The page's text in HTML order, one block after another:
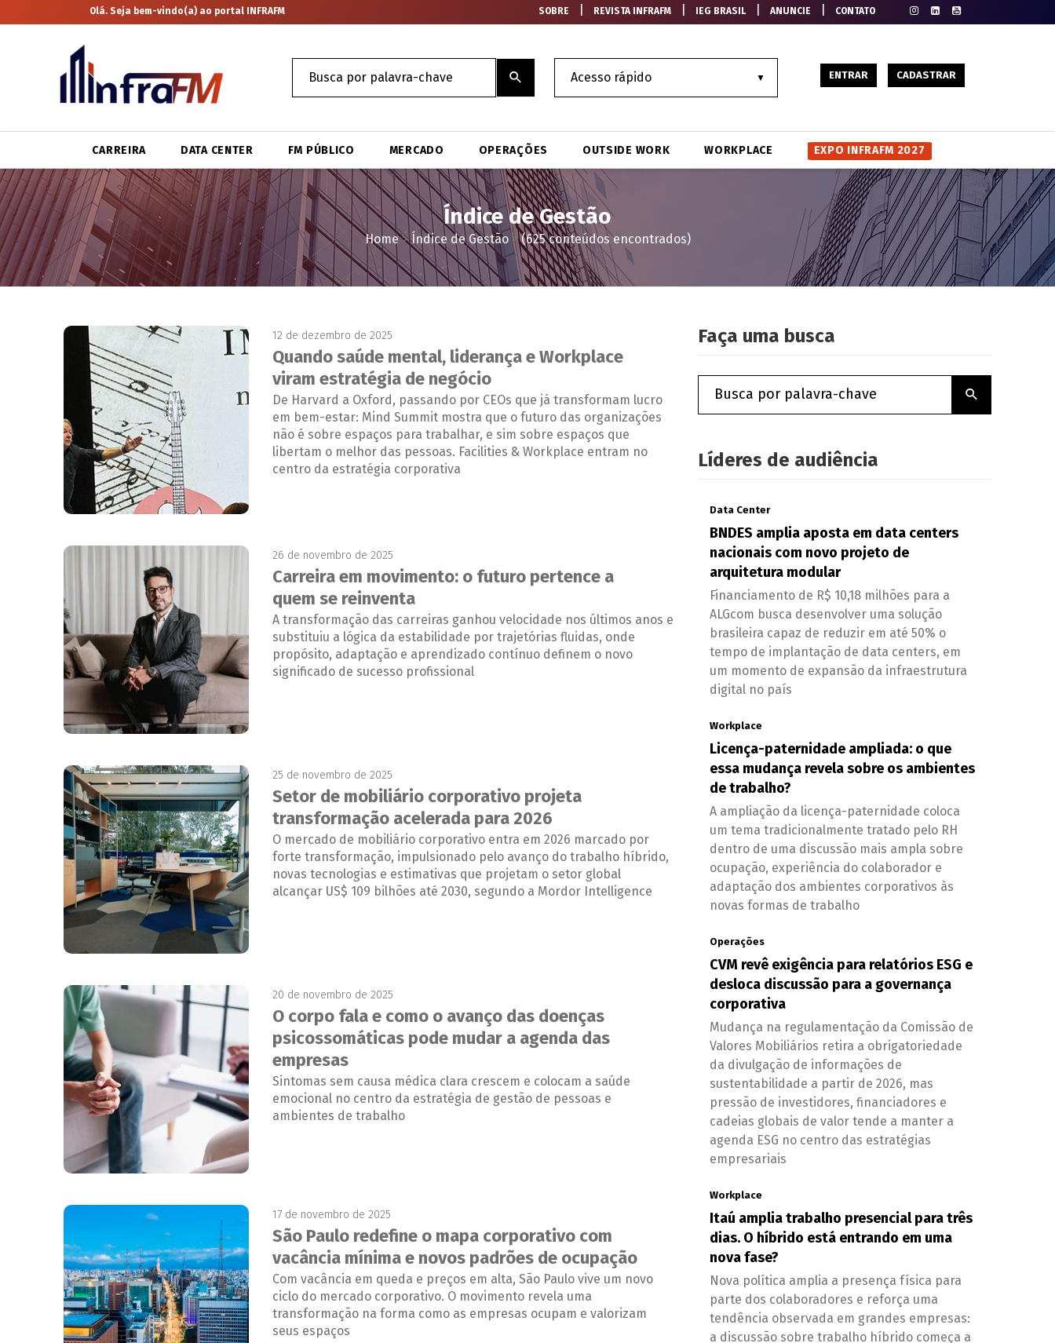
Olá. Seja bem-vindo(a) ao portal INFRAFM SOBRE REVISTA INFRAFM IEG BRASIL|ANUNCIE CONTATO
ENTRAR CADASTRAR
CARREIRA DATA CENTER FM PÚBLICO MERCADO OPERAÇÕES OUTSIDE WORK WORKPLACE EXPO INFRAFM 2027
Índice de Gestão
Home>Índice de Gestão>(625 conteúdos encontrados)
12 de dezembro de 2025
Quando saúde mental, liderança e Workplace
viram estratégia de negócio
De Harvard a Oxford, passando por CEOs que já transformam lucro
em bem-estar: Mind Summit mostra que o futuro das organizações
não é sobre espaços para trabalhar, e sim sobre espaços que
libertam o melhor das pessoas. Facilities & Workplace entram no
centro da estratégia corporativa
26 de novembro de 2025
Carreira em movimento: o futuro pertence a
quem se reinventa
A transformação das carreiras ganhou velocidade nos últimos anos e
substituiu a lógica da estabilidade por trajetórias fluidas, onde
propósito, adaptação e aprendizado contínuo definem o novo
significado de sucesso profissional
25 de novembro de 2025
Setor de mobiliário corporativo projeta
transformação acelerada para 2026
O mercado de mobiliário corporativo entra em 2026 marcado por
forte transformação, impulsionado pelo avanço do trabalho híbrido,
novas tecnologias e estimativas que projetam o setor global
alcançar US$ 109 bilhões até 2030, segundo a Mordor Intelligence
20 de novembro de 2025
O corpo fala e como o avanço das doenças
psicossomáticas pode mudar a agenda das
empresas
Sintomas sem causa médica clara crescem e colocam a saúde
emocional no centro da estratégia de gestão de pessoas e
ambientes de trabalho
17 de novembro de 2025
São Paulo redefine o mapa corporativo com
vacância mínima e novos padrões de ocupação
Com vacância em queda e preços em alta, São Paulo vive um novo
ciclo do mercado corporativo. O movimento revela uma
transformação na forma como as empresas ocupam e valorizam
seus espaços
Faça uma busca
Líderes de audiência
Data Center
BNDES amplia aposta em data centers
nacionais com novo projeto de
arquitetura modular
Financiamento de R$ 10,18 milhões para a
ALGcom busca desenvolver uma solução
brasileira capaz de reduzir em até 50% o
tempo de implantação de data centers, em
um momento de expansão da infraestrutura
digital no país
Workplace
Licença-paternidade ampliada: o que
essa mudança revela sobre os ambientes
de trabalho?
A ampliação da licença-paternidade coloca
um tema tradicionalmente tratado pelo RH
dentro de uma discussão mais ampla sobre
ocupação, experiência do colaborador e
adaptação dos ambientes corporativos às
novas formas de trabalho
Operações
CVM revê exigência para relatórios ESG e
desloca discussão para a governança
corporativa
Mudança na regulamentação da Comissão de
Valores Mobiliários retira a obrigatoriedade
da divulgação de informações de
sustentabilidade a partir de 2026, mas
pressão de investidores, financiadores e
cadeias globais de valor tende a manter a
agenda ESG no centro das estratégias
empresariais
Workplace
Itaú amplia trabalho presencial para três
dias. O híbrido está entrando em uma
nova fase?
Nova política amplia a presença física para
parte dos colaboradores e reforça uma
tendência observada em grandes empresas:
a discussão sobre trabalho híbrido começa a